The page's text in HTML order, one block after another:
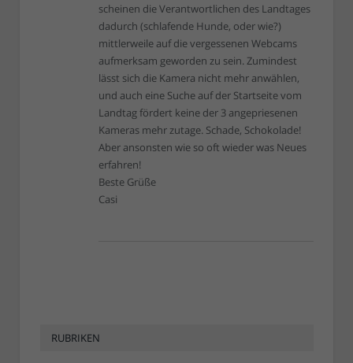
scheinen die Verantwortlichen des Landtages
dadurch (schlafende Hunde, oder wie?)
mittlerweile auf die vergessenen Webcams
aufmerksam geworden zu sein. Zumindest
lässt sich die Kamera nicht mehr anwählen,
und auch eine Suche auf der Startseite vom
Landtag fördert keine der 3 angepriesenen
Kameras mehr zutage. Schade, Schokolade!
Aber ansonsten wie so oft wieder was Neues
erfahren!
Beste Grüße
Casi
RUBRIKEN